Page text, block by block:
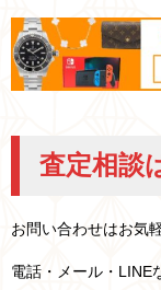
査定相談
お問い合わせはお気
電話・メール・LINE